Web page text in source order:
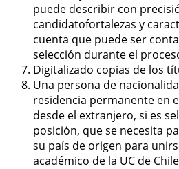
puede describir con
candidatofortalezas y
cuenta que puede ser
selección durante el
Digitalizado copias de los
Una persona de
residencia permanente en
desde el extranjero, si es
posición, que se necesita
su país de origen para
académico de la UC de